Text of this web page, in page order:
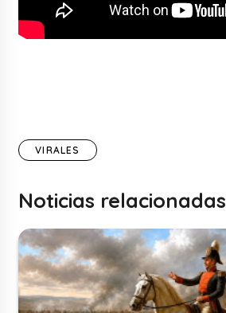
VIRALES
Noticias relacionadas